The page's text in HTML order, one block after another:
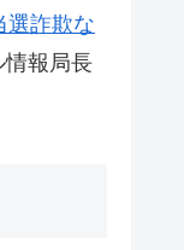
選詐欺な
情報局長